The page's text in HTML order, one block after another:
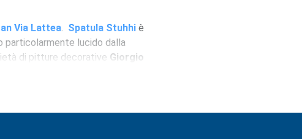
Via Lattea. Spatula Stuhhiè
particolarmente lucido dalla
di pitture decorative Giorgio